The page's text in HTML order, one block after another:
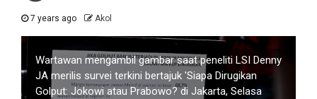
7 years ago Akol
Wartawan mengambil gambar saat peneliti LSI Denny
JA merilis survei terkini bertajuk 'Siapa Dirugikan
Golput: Jokowi atau Prabowo? di Jakarta, Selasa